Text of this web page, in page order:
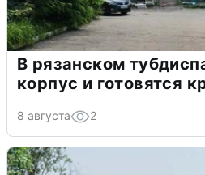
В рязанском
корпус и готовятся
8 августа 2